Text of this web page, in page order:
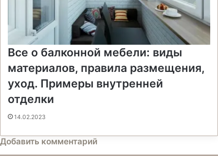
Все о балконной мебели: виды
материалов, правила размещения,
уход. Примеры внутренней
отделки
14.02.2023
Добавить комментарий